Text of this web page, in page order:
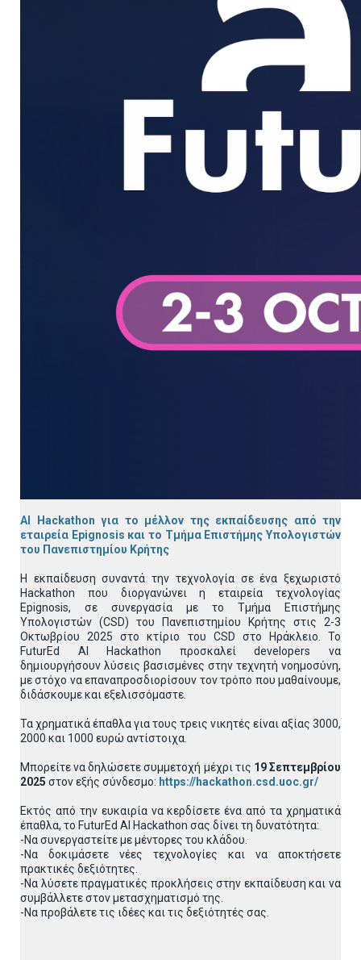
AI Hackathon για το μέλλον της εκπαίδευσης από την
εταιρεία Epignosis και το Τμήμα Επιστήμης Υπολογιστών
του Πανεπιστημίου Κρήτης
Η εκπαίδευση συναντά την τεχνολογία σε ένα ξεχωριστό
Hackathon που διοργανώνει η εταιρεία τεχνολογίας
Epignosis, σε συνεργασία με το Τμήμα Επιστήμης
Υπολογιστών (CSD) του Πανεπιστημίου Κρήτης στις 2-3
Οκτωβρίου 2025 στο κτίριο του CSD στο Ηράκλειο. Το
FuturEd AI Hackathon προσκαλεί developers να
δημιουργήσουν λύσεις βασισμένες στην τεχνητή νοημοσύνη,
με στόχο να επαναπροσδιορίσουν τον τρόπο που μαθαίνουμε,
διδάσκουμε και εξελισσόμαστε.
Τα χρηματικά έπαθλα για τους τρεις νικητές είναι αξίας 3000,
2000 και 1000 ευρώ αντίστοιχα.
Μπορείτε να δηλώσετε συμμετοχή μέχρι τις 19 Σεπτεμβρίου
2025 στον εξής σύνδεσμο: https://hackathon.csd.uoc.gr/
Εκτός από την ευκαιρία να κερδίσετε ένα από τα χρηματικά
έπαθλα, το FuturEd AI Hackathon σας δίνει τη δυνατότητα:
-Nα συνεργαστείτε με μέντορες του κλάδου.
-Nα δοκιμάσετε νέες τεχνολογίες και να αποκτήσετε
πρακτικές δεξιότητες.
-Nα λύσετε πραγματικές προκλήσεις στην εκπαίδευση και να
συμβάλλετε στον μετασχηματισμό της.
-Nα προβάλετε τις ιδέες και τις δεξιότητές σας.